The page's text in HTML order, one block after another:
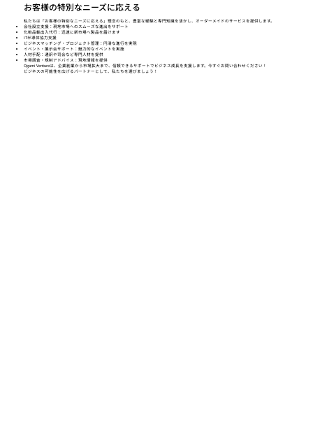
お客様の特別なニーズに応える
私たちは「お客様の特別なニーズに応える」理念のもと、豊富な経験と専門知識を活かし、オーダーメイドのサービスを提供します。
会社設立支援：現地市場へのスムーズな進出をサポート
化粧品輸出入代行：迅速に新市場へ製品を届けます
IT半導体協力支援
ビジネスマッチング・プロジェクト管理：円滑な進行を実現
イベント・展示会サポート：魅力的なイベントを実施
人材手配：通訳や司会など専門人材を提供
市場調査・規制アドバイス：現地情報を提供
Ogami Ventureは、企業創業から市場拡大まで、信頼できるサポートでビジネス成長を支援します。今すぐお問い合わせください！
ビジネスの可能性を広げるパートナーとして、私たちを選びましょう！